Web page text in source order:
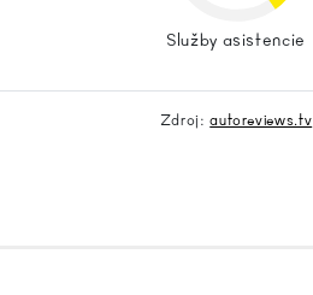
Služby asistencie
Zdroj:autoreviews.tv